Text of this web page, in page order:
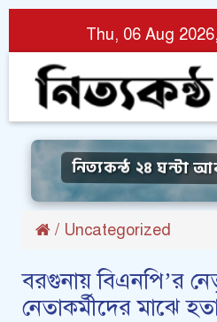
Thu, 06 Aug
নিত্যকন্ঠ ২৪ ঘন্টা
/ Uncategorized
বরগুনায় বিএনপি’র
নেতাকর্মীদের মাঝে